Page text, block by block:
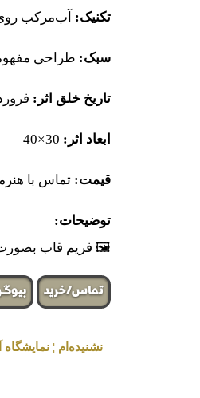
تکنیک: آب‌مرکب
سبک: طراحی
تاریخ خلق اثر:
ابعاد اثر: 30×40
قیمت: تماس با
توضیحات:
🖼 فریم قاب بصورت
تماس/خرید
نشنیده‌ام ¦ نمایشگاه